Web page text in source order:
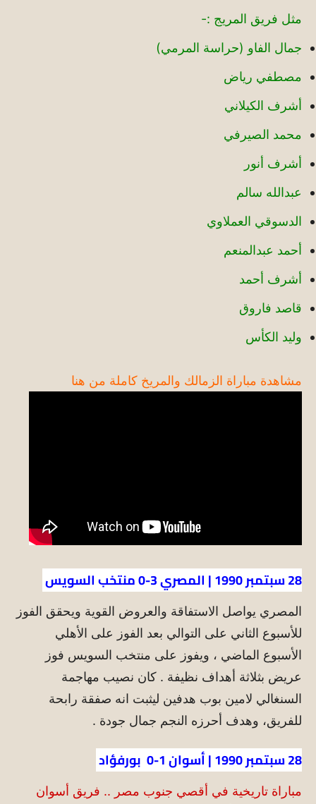
مثل فريق المريج :-
جمال الفاو (حراسة المرمي)
مصطفي رياض
أشرف الكيلاني
محمد الصيرفي
أشرف أنور
عبدالله سالم
الدسوقي العملاوي
أحمد عبدالمنعم
أشرف أحمد
قاصد فاروق
وليد الكأس
مشاهدة مباراة الزمالك والمريخ كاملة من هنا
28 سبتمبر 1990 | المصري 3-0 منتخب السويس
المصري يواصل الاستفاقة والعروض القوية ويحقق الفوز
للأسبوع الثاني على التوالي بعد الفوز على الأهلي
الأسبوع الماضي ، ويفوز على منتخب السويس فوز
عريض بثلاثة أهداف نظيفة . كان نصيب مهاجمة
السنغالي لامين بوب هدفين ليثبت انه صفقة رابحة
للفريق، وهدف أحرزه النجم جمال جودة .
28 سبتمبر 1990 | أسوان 1-0 بورفؤاد
مباراة تاريخية في أقصي جنوب مصر .. فريق أسوان